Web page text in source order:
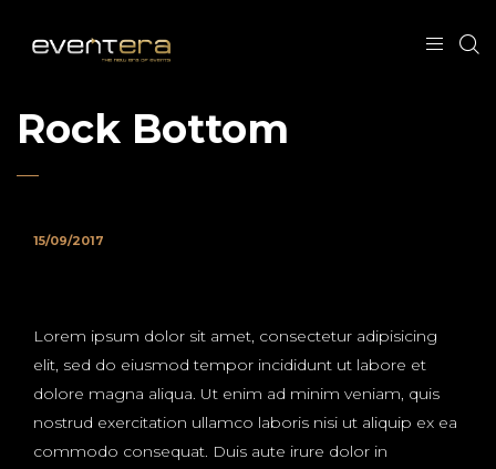
Rock Bottom
15/09/2017
Lorem ipsum dolor sit amet, consectetur adipisicing
elit, sed do eiusmod tempor incididunt ut labore et
dolore magna aliqua. Ut enim ad minim veniam, quis
nostrud exercitation ullamco laboris nisi ut aliquip ex ea
commodo consequat. Duis aute irure dolor in